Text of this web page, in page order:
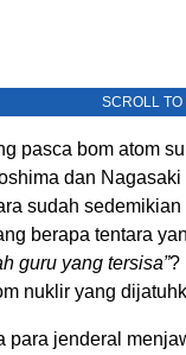
SCROLL
pasca bom atom
dan
sudah
berapa tentara
guru yang tersisa”?
nuklir yang
para jenderal